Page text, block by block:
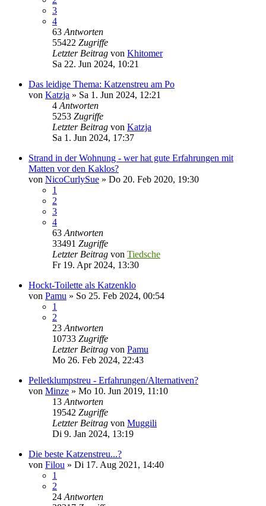
3
4
63Antworten
55422 Zugriffe
Letzter Beitrag von Khitomer
Sa 22. Jun 2024, 10:21
Das leidige Thema: Katzenstreu am Po
von Katzja » Sa 1. Jun 2024, 12:21
4Antworten
5253 Zugriffe
Letzter Beitrag von Katzja
Sa 1. Jun 2024, 17:37
Strand in der Wohnung - wer hat gute Erfahrungen mit
Matten vor den Kaklos?
von NicoCurlySue » Do 20. Feb 2020, 19:30
1
2
3
4
63Antworten
33491 Zugriffe
Letzter Beitrag von Tiedsche
Fr 19. Apr 2024, 13:30
Hockt-Toilette als Katzenklo
von Pamu » So 25. Feb 2024, 00:54
1
2
23Antworten
10733 Zugriffe
Letzter Beitrag von Pamu
Mo 26. Feb 2024, 22:43
Pelletklumpstreu - Erfahrungen/Alternativen?
von Minze » Mo 10. Jun 2019, 11:10
13Antworten
19542 Zugriffe
Letzter Beitrag von Muggili
Di 9. Jan 2024, 13:19
Die beste Katzenstreu...?
von Filou » Di 17. Aug 2021, 14:40
1
2
24Antworten